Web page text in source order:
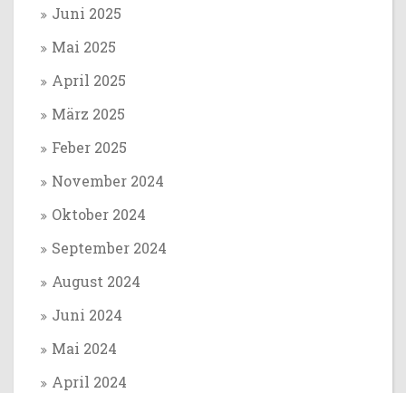
Juni 2025
Mai 2025
April 2025
März 2025
Feber 2025
November 2024
Oktober 2024
September 2024
August 2024
Juni 2024
Mai 2024
April 2024